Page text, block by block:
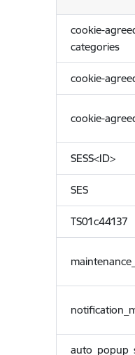
cookie-
categories
cookie-
cookie-
SESS<ID>
SES
TS01c44137